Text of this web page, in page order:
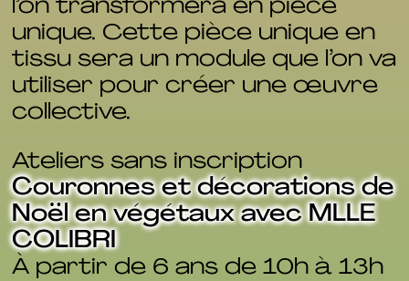
l’on transformera en pièce
unique. Cette pièce unique en
tissu sera un module que l’on va
utiliser pour créer une œuvre
collective.
Ateliers sans inscription
Couronnes et décorations de
Noël en végétaux avec MLLE
COLIBRI
À partir de 6 ans de 10h à 13h